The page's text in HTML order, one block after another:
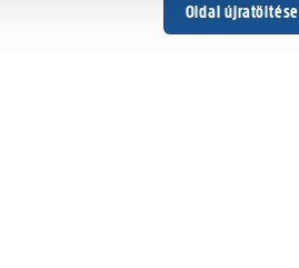
Oldal újratöltése